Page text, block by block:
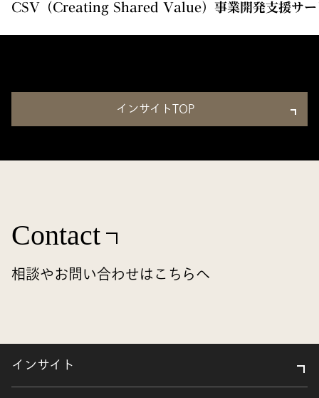
CSV（Creating Shared Value）事業開発支援サー
インサイトTOP
Contact
相談やお問い合わせはこちらへ
インサイト